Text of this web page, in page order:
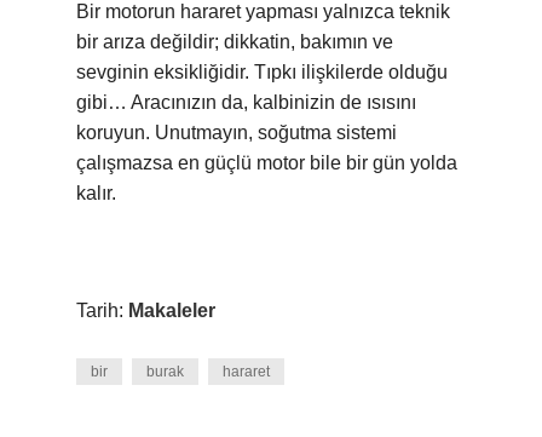
Bir motorun hararet yapması yalnızca teknik
bir arıza değildir; dikkatin, bakımın ve
sevginin eksikliğidir. Tıpkı ilişkilerde olduğu
gibi… Aracınızın da, kalbinizin de ısısını
koruyun. Unutmayın, soğutma sistemi
çalışmazsa en güçlü motor bile bir gün yolda
kalır.
Tarih: Makaleler
bir burak hararet